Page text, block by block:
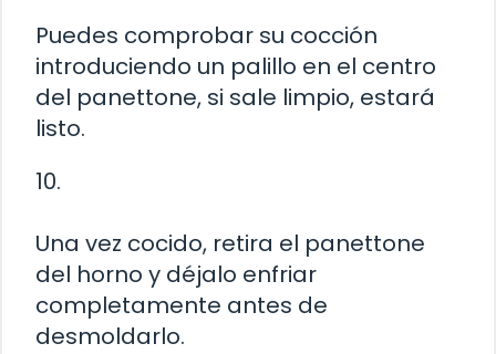
Puedes comprobar su cocción
introduciendo un palillo en el centro
del panettone, si sale limpio, estará
listo.
10.
Una vez cocido, retira el panettone
del horno y déjalo enfriar
completamente antes de
desmoldarlo.